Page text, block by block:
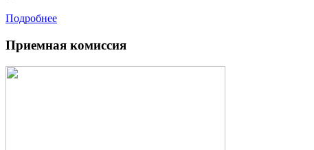
Подробнее
Приемная комиссия